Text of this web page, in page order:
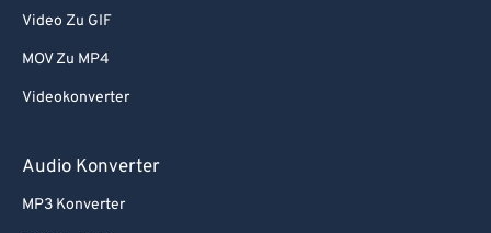
Video Zu GIF
MOV Zu MP4
Videokonverter
Audio Konverter
MP3 Konverter